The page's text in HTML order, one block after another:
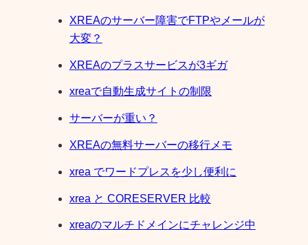
XREAのサーバー障害でFTPやメールが
大変？
XREAのプラスサービスが3ギガ
xreaで自動生成サイトの制限
サーバーが重い？
XREAの無料サーバーの移行メモ
xrea でワードプレスを少し便利に
xrea と CORESERVER 比較
xreaのマルチドメインにチャレンジ中